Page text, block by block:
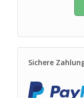
Sichere